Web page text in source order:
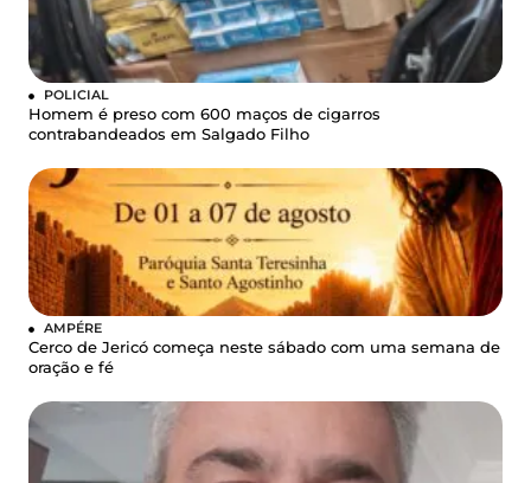
POLICIAL
Homem é preso com 600 maços de cigarros
contrabandeados em Salgado Filho
AMPÉRE
Cerco de Jericó começa neste sábado com uma semana de
oração e fé